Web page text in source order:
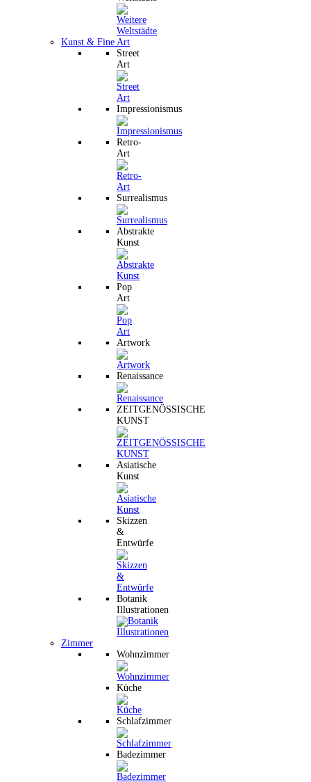
Kunst & Fine Art
Street
Art
Impressionismus
Retro-
Art
Surrealismus
Abstrakte
Kunst
Pop
Art
Artwork
Renaissance
ZEITGENÖSSISCHE
KUNST
Asiatische
Kunst
Skizzen
&
Entwürfe
Botanik
Illustrationen
Zimmer
Wohnzimmer
Küche
Schlafzimmer
Badezimmer